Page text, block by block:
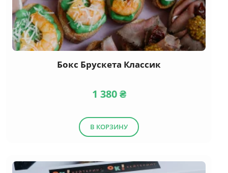
Бокс Брускета Классик
1 380₴
В КОРЗИНУ